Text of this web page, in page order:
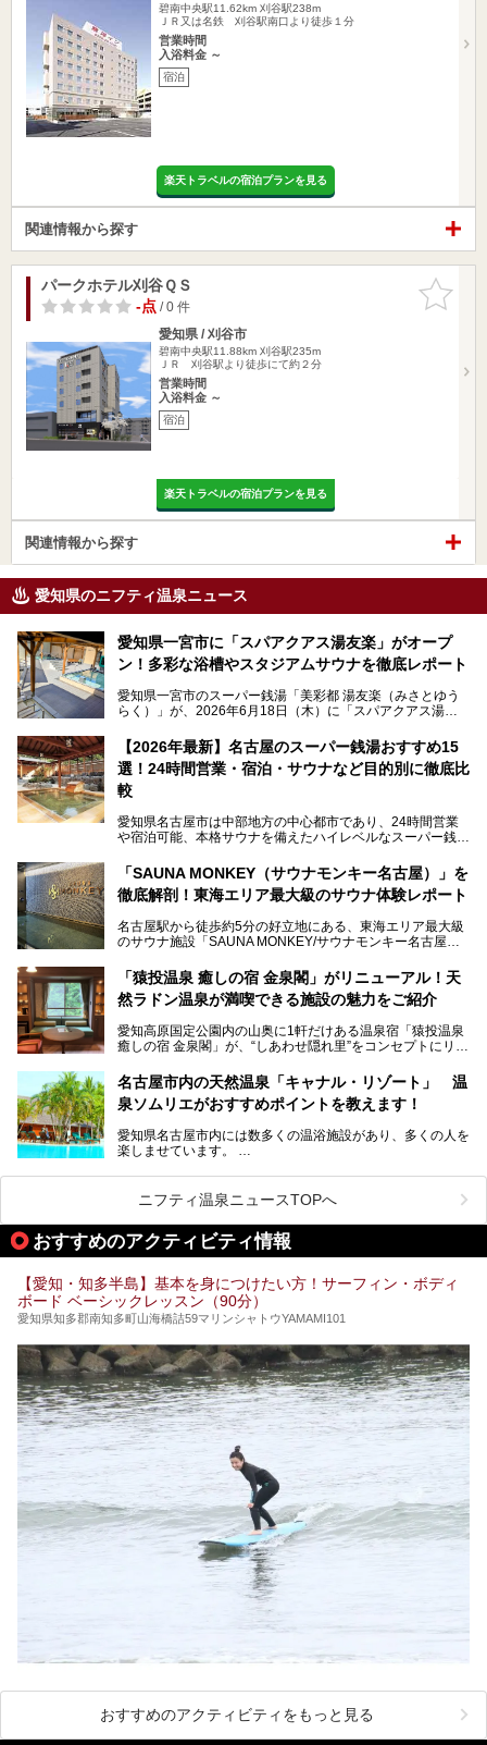
碧南中央駅11.62km 刈谷駅238m
ＪＲ又は名鉄 刈谷駅南口より徒歩１分
営業時間
入浴料金 ～
宿泊
楽天トラベルの宿泊プランを見る
関連情報から探す
お気に入
りに追加
パークホテル刈谷ＱＳ
-点/ 0 件
愛知県 / 刈谷市
碧南中央駅11.88km 刈谷駅235m
ＪＲ 刈谷駅より徒歩にて約２分
営業時間
入浴料金 ～
宿泊
楽天トラベルの宿泊プランを見る
関連情報から探す
愛知県のニフティ温泉ニュース
愛知県一宮市に「スパアクアス湯友楽」がオープ
ン！多彩な浴槽やスタジアムサウナを徹底レポート
愛知県一宮市のスーパー銭湯「美彩都 湯友楽（みさとゆう
らく）」が、2026年6月18日（木）に「スパアクアス湯友
この地で30年にわたり愛され続けてきた施設だからこそ、
地元住民をはじめオープンを待ちわびている人も多いのでは
ないでしょうか。
老朽化した設備の補修を機に、2年前からじっくり構想を練
ってきたというだけあって、館内の充実度は想像以上。
以前の4倍に拡張したという露天エリアや10の浴槽、40人収
容の巨大なスタジアムサウナに、岩盤浴やリラクゼーション
までまるごと楽しめる施設に生まれ変わりました。
今回は、全面リニューアルして新しくなった「スパアクアス
【2026年最新】名古屋のスーパー銭湯おすすめ15
選！24時間営業・宿泊・サウナなど目的別に徹底比
較
愛知県名古屋市は中部地方の中心都市であり、24時間営業
や宿泊可能、本格サウナを備えたハイレベルなスーパー銭湯
そのため、「日々の仕事の疲れを心身ともにリセットした
い」「休日に時間を忘れて1日中ダラダラ過ごしたい」「コ
くある点が魅力です！
お好みの温泉施設を見つけて楽しんでくださいね。
「SAUNA MONKEY（サウナモンキー名古屋）」を
徹底解剖！東海エリア最大級のサウナ体験レポート
名古屋駅から徒歩約5分の好立地にある、東海エリア最大級
のサウナ施設「SAUNA MONKEY/サウナモンキー名古屋」
「名古屋駅周辺ってサウナが少ないよね」という声をよく耳
にするだけあり、アクセスの良さにも胸が高鳴ります。
今回は普段は男性専用となっているパブリックサウナが、女
さっそく取材してきました！
「猿投温泉 癒しの宿 金泉閣」がリニューアル！天
然ラドン温泉が満喫できる施設の魅力をご紹介
愛知高原国定公園内の山奥に1軒だけある温泉宿「猿投温泉
癒しの宿 金泉閣」が、“しあわせ隠れ里”をコンセプトにリニ
天然ラドン温泉が堪能できるお風呂や、新設・改装された客
室、地元の食材と温泉水で作られたお料理……。
ご紹介します。
名古屋市内の天然温泉「キャナル・リゾート」 温
泉ソムリエがおすすめポイントを教えます！
愛知県名古屋市内には数多くの温浴施設があり、多くの人を
楽しませています。
ムリエの目線で紹介していきます！
名古屋市内にはスーパー銭湯や日帰り温泉が多く、「どこに
行こうかな？」と悩んでしまう方も多いと思います。
ぜひこの記事を参考にして「キャナル・リゾート」に出かけ
てみるのはいかがでしょうか？
ニフティ温泉ニュースTOPへ
おすすめのアクティビティ情報
【愛知・知多半島】基本を身につけたい方！サーフィン・ボディ
ボード ベーシックレッスン（90分）
愛知県知多郡南知多町山海橋詰59マリンシャトウYAMAMI101
おすすめのアクティビティをもっと見る